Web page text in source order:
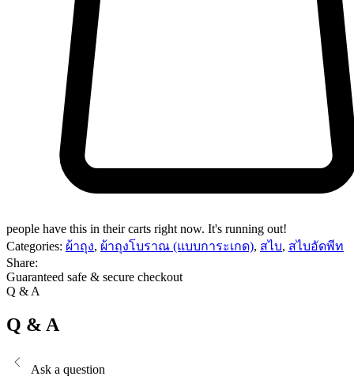
people have this in their carts right now. It's running out!
Categories: ผ้าถุง, ผ้าถุงโบราณ (แบบการะเกด), สไบ, สไบอัดพีท
Share:
Guaranteed safe & secure checkout
Q & A
Q & A
Ask a question